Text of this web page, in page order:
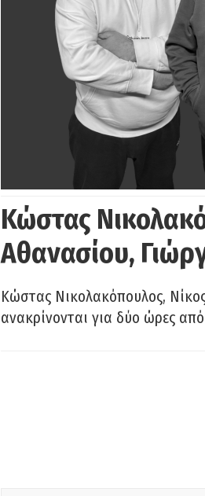
Κώστας
Αθανασίου,
Κώστας Νικολακόπουλος,
ανακρίνονται για δύο ώρες